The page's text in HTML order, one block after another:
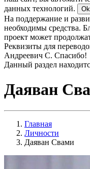
данных технологий.
Ok
На поддержание и
необходимы средства.
проект может
Реквизиты для
Андреевич С. Спасибо!
Данный раздел
Даяван
Главная
Личности
Даяван Свами